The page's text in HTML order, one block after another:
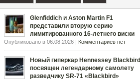
Glenfiddich и Aston Martin F1
представили вторую серию
лимитированного 16-летнего виски
Опубликовано в 06.08.2026 | Комментариев нет
Новый гиперкар Hennessey Blackbird
посвящен легендарному самолету
разведчику SR-71 «Blackbird»